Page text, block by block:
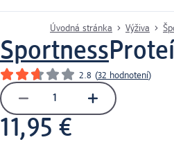
Úvodná stránka Výživa
Sportness
2.8 (32 hodnotení)
11,95 €